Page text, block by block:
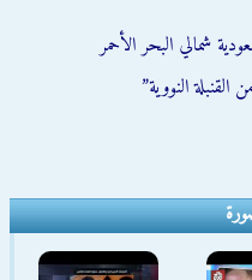
شمالي البحر الأحمر
النووية”